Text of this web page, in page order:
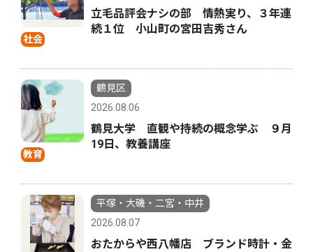
社会
立毛品評会ナシの部 情熱実り、３年連
続１位 小山町の宮田吉秀さん
教育
鶴見区
2026.08.06
鶴見大学 直観や持続の概念学ぶ ９月
19日、教養講座
平塚・大磯・二宮・中井
2026.08.07
おたからや西八幡店 ブランド時計・金